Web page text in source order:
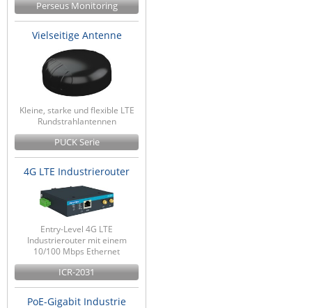
Perseus Monitoring
Vielseitige Antenne
Kleine, starke und flexible LTE
Rundstrahlantennen
PUCK Serie
4G LTE Industrierouter
Entry-Level 4G LTE
Industrierouter mit einem
10/100 Mbps Ethernet
ICR-2031
PoE-Gigabit Industrie